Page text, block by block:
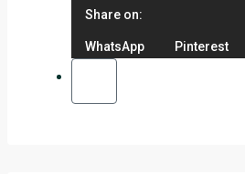
Share on:
WhatsApp Pinterest